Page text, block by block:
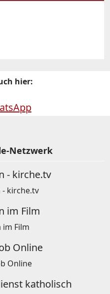
hier:
Netzwerk
- kirche.tv
im Film
Online